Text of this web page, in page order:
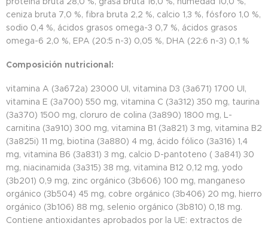
ceniza bruta 7,0 %, fibra bruta 2,2 %, calcio 1,3 %, fósforo 1,0 %,
sodio 0,4 %, ácidos grasos omega-3 0,7 %, ácidos grasos
omega-6 2,0 %, EPA (20:5 n-3) 0,05 %, DHA (22:6 n-3) 0,1 %
Composición nutricional:
vitamina A (3a672a) 23000 UI, vitamina D3 (3a671) 1700 UI,
vitamina E (3a700) 550 mg, vitamina C (3a312) 350 mg, taurina
(3a370) 1500 mg, cloruro de colina (3a890) 1800 mg, L-
carnitina (3a910) 300 mg, vitamina B1 (3a821) 3 mg, vitamina B2
(3a825i) 11 mg, biotina (3a880) 4 mg, ácido fólico (3a316) 1,4
mg, vitamina B6 (3a831) 3 mg, calcio D-pantoteno ( 3a841) 30
mg, niacinamida (3a315) 38 mg, vitamina B12 0,12 mg, yodo
(3b201) 0,9 mg, zinc orgánico (3b606) 100 mg, manganeso
orgánico (3b504) 45 mg, cobre orgánico (3b406) 20 mg, hierro
orgánico (3b106) 88 mg, selenio orgánico (3b810) 0,18 mg.
Contiene antioxidantes aprobados por la UE: extractos de